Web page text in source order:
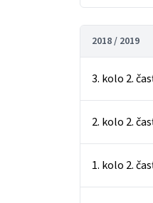
2018 / 2019
3. kolo 2.
2. kolo 2.
1. kolo 2.